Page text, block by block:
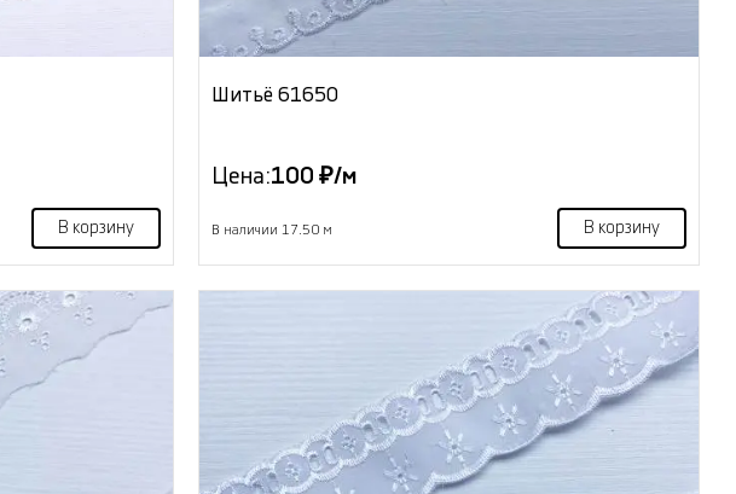
В корзину
Шитьё 61650
Цена:100 ₽/м
В наличии 17.50 м В корзину